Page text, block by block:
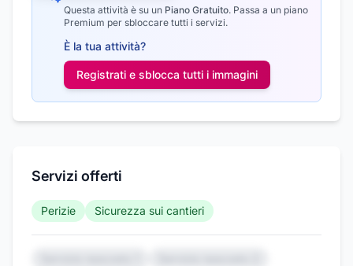
Questa attività è su un Piano Gratuito. Passa a un piano
Premium per sbloccare tutti i servizi.
È la tua attività?
Registrati e sblocca tutti i immagini
Servizi offerti
Perizie Sicurezza sui cantieri